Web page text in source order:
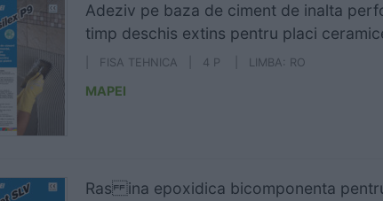
Adeziv pe baza de ciment de inalta
timp deschis extins pentru placi
| FISA TEHNICA | 4 P | LIMBA: RO
MAPEI
Ras ina epoxidica bicomponenta